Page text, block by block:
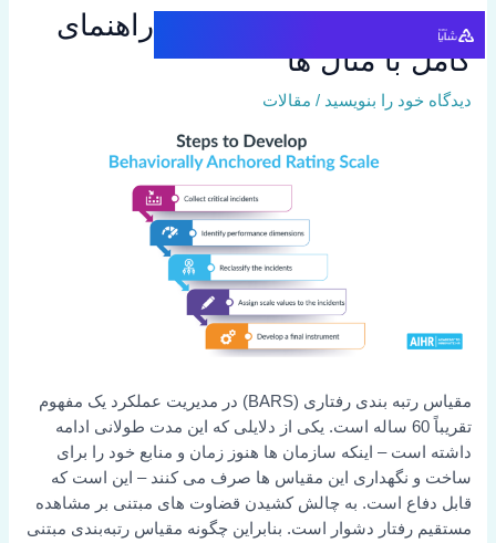
پرش
محتوا
مقیاس رتبه بندی رفتاری: راهنمای
کامل با مثال ها
دیدگاه‌ خود را بنویسید / مقالات
مقیاس رتبه بندی رفتاری (BARS) در مدیریت عملکرد یک مفهوم
تقریباً 60 ساله است. یکی از دلایلی که این مدت طولانی ادامه
داشته است – اینکه سازمان ها هنوز زمان و منابع خود را برای
ساخت و نگهداری این مقیاس ها صرف می کنند – این است که
قابل دفاع است. به چالش کشیدن قضاوت های مبتنی بر مشاهده
مستقیم رفتار دشوار است. بنابراین چگونه مقیاس رتبه‌بندی مبتنی